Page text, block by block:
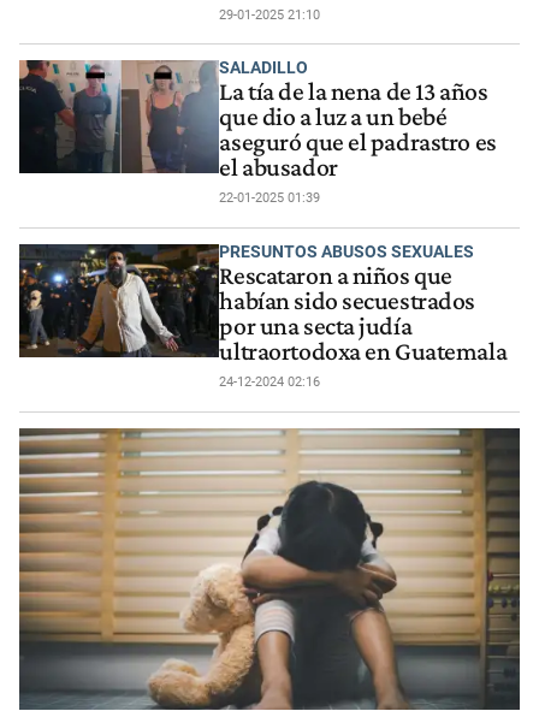
29-01-2025 21:10
SALADILLO
La tía de la nena de 13 años
que dio a luz a un bebé
aseguró que el padrastro es
el abusador
22-01-2025 01:39
PRESUNTOS ABUSOS SEXUALES
Rescataron a niños que
habían sido secuestrados
por una secta judía
ultraortodoxa en Guatemala
24-12-2024 02:16